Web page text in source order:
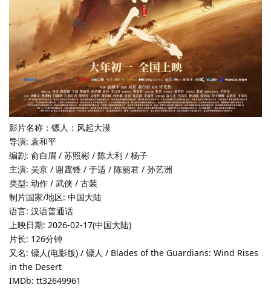
影片名称：镖人：风起大漠
导演: 袁和平
编剧: 俞白眉 / 苏照彬 / 陈大利 / 杨子
主演: 吴京 / 谢霆锋 / 于适 / 陈丽君 / 孙艺洲
类型: 动作 / 武侠 / 古装
制片国家/地区: 中国大陆
语言: 汉语普通话
上映日期: 2026-02-17(中国大陆)
片长: 126分钟
又名: 镖人(电影版) / 镖人 / Blades of the Guardians: Wind Rises
in the Desert
IMDb: tt32649961